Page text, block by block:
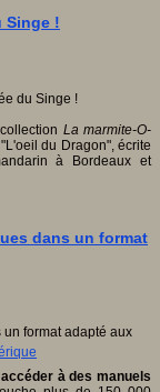
Singe !
La marmite-O-
du Dragon", écrite
à Bordeaux et
dans un format
à des manuels